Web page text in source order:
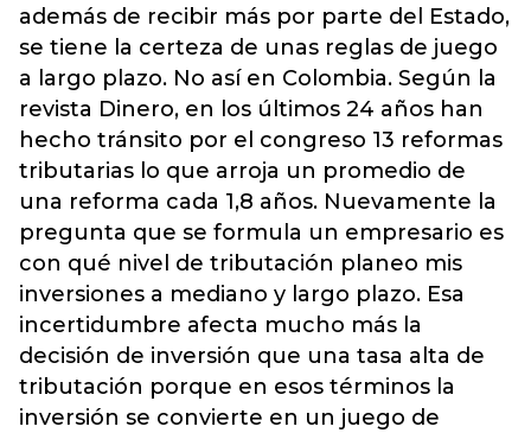
además de recibir más por parte del Estado,
se tiene la certeza de unas reglas de juego
a largo plazo. No así en Colombia. Según la
revista Dinero, en los últimos 24 años han
hecho tránsito por el congreso 13 reformas
tributarias lo que arroja un promedio de
una reforma cada 1,8 años. Nuevamente la
pregunta que se formula un empresario es
con qué nivel de tributación planeo mis
inversiones a mediano y largo plazo. Esa
incertidumbre afecta mucho más la
decisión de inversión que una tasa alta de
tributación porque en esos términos la
inversión se convierte en un juego de